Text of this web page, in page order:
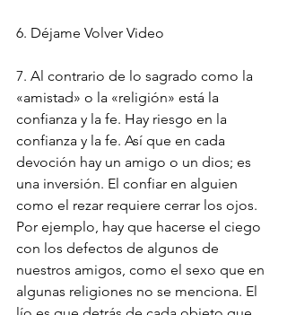
6. Déjame Volver Video
7. Al contrario de lo sagrado como la
«amistad» o la «religión» está la
confianza y la fe. Hay riesgo en la
confianza y la fe. Así que en cada
devoción hay un amigo o un dios; es
una inversión. El confiar en alguien
como el rezar requiere cerrar los ojos.
Por ejemplo, hay que hacerse el ciego
con los defectos de algunos de
nuestros amigos, como el sexo que en
algunas religiones no se menciona. El